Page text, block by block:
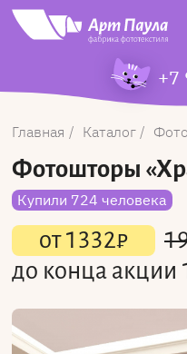
+7
Главная Каталог
Фотошторы
Купили 724 человека
от1332₽
до конца акции